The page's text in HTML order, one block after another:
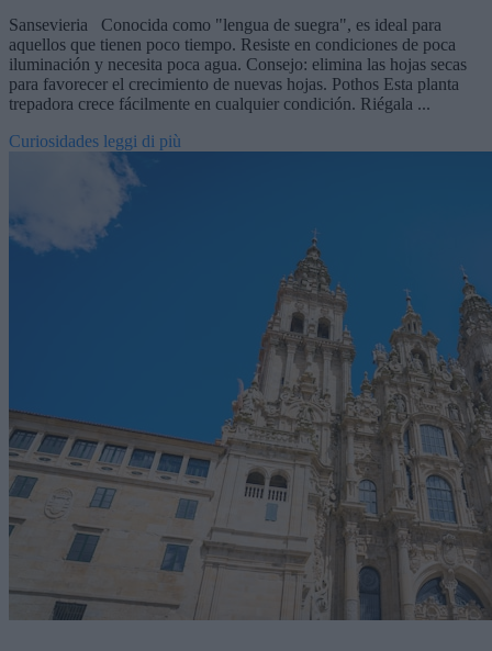
Sansevieria Conocida como "lengua de suegra", es ideal para
aquellos que tienen poco tiempo. Resiste en condiciones de poca
iluminación y necesita poca agua. Consejo: elimina las hojas secas
para favorecer el crecimiento de nuevas hojas. Pothos Esta planta
trepadora crece fácilmente en cualquier condición. Riégala ...
Curiosidades leggi di più